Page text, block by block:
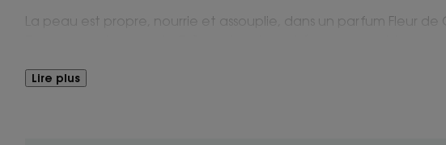
La peau est propre, nourrie et assouplie, dans un parfum Fleur de
Lire plus